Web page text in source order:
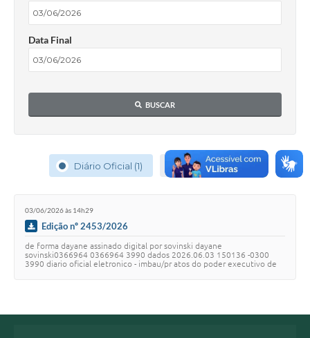
Data Final
BUSCAR
Diário Oficial (1) Acesso Fácil (1)
03/06/2026 às 14h29
Edição nº 2453/2026
de forma dayane assinado digital por sovinski dayane
sovinski0366964 0366964 3990 dados 2026.06.03 150136 -0300
3990 diario oficial eletronico - imbau/pr atos do poder executivo de